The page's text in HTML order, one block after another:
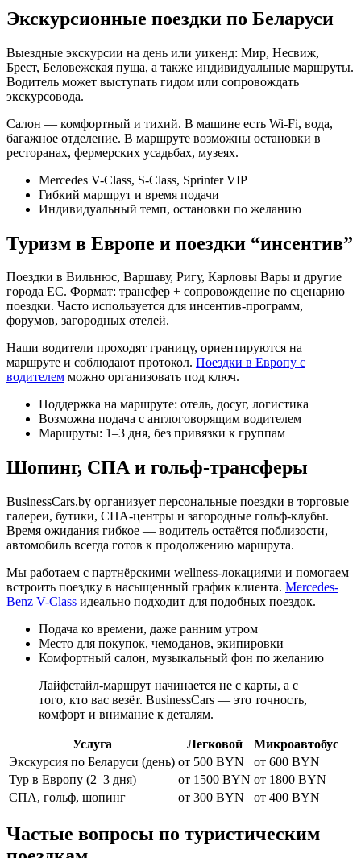
Экскурсионные поездки по Беларуси
Выездные экскурсии на день или уикенд: Мир, Несвиж,
Брест, Беловежская пуща, а также индивидуальные маршруты.
Водитель может выступать гидом или сопровождать
экскурсовода.
Салон — комфортный и тихий. В машине есть Wi‑Fi, вода,
багажное отделение. В маршруте возможны остановки в
ресторанах, фермерских усадьбах, музеях.
Mercedes V-Class, S-Class, Sprinter VIP
Гибкий маршрут и время подачи
Индивидуальный темп, остановки по желанию
Туризм в Европе и поездки “инсентив”
Поездки в Вильнюс, Варшаву, Ригу, Карловы Вары и другие
города ЕС. Формат: трансфер + сопровождение по сценарию
поездки. Часто используется для инсентив-программ,
форумов, загородных отелей.
Наши водители проходят границу, ориентируются на
маршруте и соблюдают протокол. Поездки в Европу с
водителем можно организовать под ключ.
Поддержка на маршруте: отель, досуг, логистика
Возможна подача с англоговорящим водителем
Маршруты: 1–3 дня, без привязки к группам
Шопинг, СПА и гольф-трансферы
BusinessCars.by организует персональные поездки в торговые
галереи, бутики, СПА-центры и загородные гольф-клубы.
Время ожидания гибкое — водитель остаётся поблизости,
автомобиль всегда готов к продолжению маршрута.
Мы работаем с партнёрскими wellness-локациями и помогаем
встроить поездку в насыщенный график клиента. Mercedes-
Benz V-Class идеально подходит для подобных поездок.
Подача ко времени, даже ранним утром
Место для покупок, чемоданов, экипировки
Комфортный салон, музыкальный фон по желанию
Лайфстайл-маршрут начинается не с карты, а с
того, кто вас везёт. BusinessCars — это точность,
комфорт и внимание к деталям.
Услуга Легковой
Микроавтобус
Экскурсия по Беларуси (день) от 500 BYN
от 600 BYN
Тур в Европу (2–3 дня)
от 1500 BYN от 1800 BYN
СПА, гольф, шопинг
от 300 BYN от 400 BYN
Частые вопросы по туристическим